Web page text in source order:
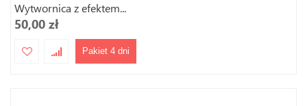
Wytwornica z efektem...
50,00 zł
Pakiet 4 dni